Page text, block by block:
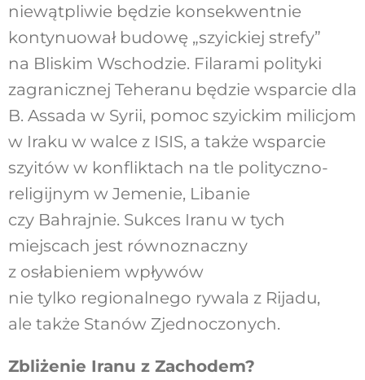
niewątpliwie będzie konsekwentnie
kontynuował budowę „szyickiej strefy”
na Bliskim Wschodzie. Filarami polityki
zagranicznej Teheranu będzie wsparcie dla
B. Assada w Syrii, pomoc szyickim milicjom
w Iraku w walce z ISIS, a także wsparcie
szyitów w konfliktach na tle polityczno-
religijnym w Jemenie, Libanie
czy Bahrajnie. Sukces Iranu w tych
miejscach jest równoznaczny
z osłabieniem wpływów
nie tylko regionalnego rywala z Rijadu,
ale także Stanów Zjednoczonych.
Zbliżenie Iranu z Zachodem?